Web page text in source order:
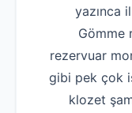
yazınca
Gömme
rezervuar
gibi pek çok
klozet